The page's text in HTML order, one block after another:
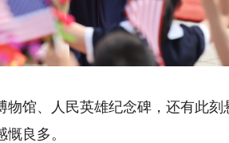
、人民英雄纪念碑，还有此刻
良多。